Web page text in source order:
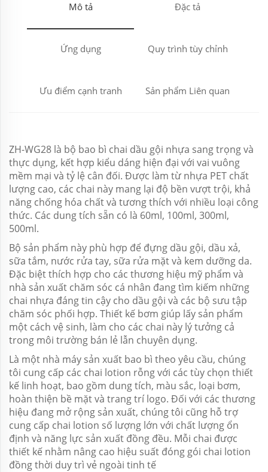
Mô tả Đặc tả
Ứng dụng Quy trình tùy chỉnh
Ưu điểm cạnh tranh Sản phẩm Liên quan
ZH-WG28 là bộ bao bì chai dầu gội nhựa sang trọng và
thực dụng, kết hợp kiểu dáng hiện đại với vai vuông
mềm mại và tỷ lệ cân đối. Được làm từ nhựa PET chất
lượng cao, các chai này mang lại độ bền vượt trội, khả
năng chống hóa chất và tương thích với nhiều loại công
thức. Các dung tích sẵn có là 60ml, 100ml, 300ml,
500ml.
Bộ sản phẩm này phù hợp để đựng dầu gội, dầu xả,
sữa tắm, nước rửa tay, sữa rửa mặt và kem dưỡng da.
Đặc biệt thích hợp cho các thương hiệu mỹ phẩm và
nhà sản xuất chăm sóc cá nhân đang tìm kiếm những
chai nhựa đáng tin cậy cho dầu gội và các bộ sưu tập
chăm sóc phối hợp. Thiết kế bơm giúp lấy sản phẩm
một cách vệ sinh, làm cho các chai này lý tưởng cả
trong môi trường bán lẻ lẫn chuyên dụng.
Là một nhà máy sản xuất bao bì theo yêu cầu, chúng
tôi cung cấp các chai lotion rỗng với các tùy chọn thiết
kế linh hoạt, bao gồm dung tích, màu sắc, loại bơm,
hoàn thiện bề mặt và trang trí logo. Đối với các thương
hiệu đang mở rộng sản xuất, chúng tôi cũng hỗ trợ
cung cấp chai lotion số lượng lớn với chất lượng ổn
định và năng lực sản xuất đồng đều. Mỗi chai được
thiết kế nhằm nâng cao hiệu suất đóng gói chai lotion
đồng thời duy trì vẻ ngoài tinh tế